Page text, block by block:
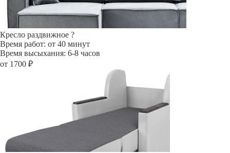
Кресло раздвижное ?
Время работ: от 40 минут
Время высыхания: 6-8 часов
от 1700 ₽